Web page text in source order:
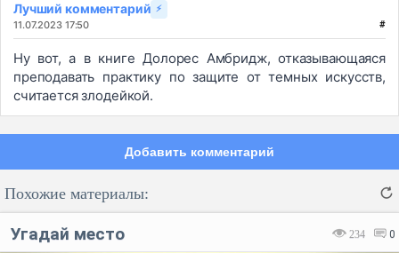
Лучший комментарий ⚡
11.07.2023 17:50 #
Ну вот, а в книге Долорес Амбридж, отказывающаяся
преподавать практику по защите от темных искусств,
считается злодейкой.
Добавить комментарий
Похожие материалы:
234 0
Угадай место